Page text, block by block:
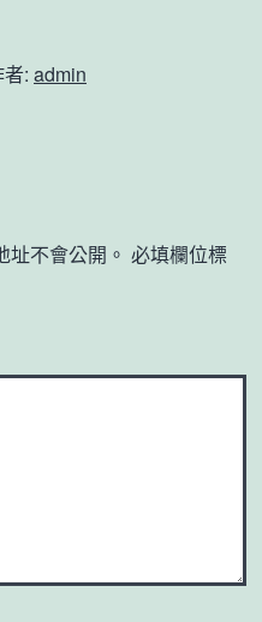
: admin
不會公開。 必填欄位標